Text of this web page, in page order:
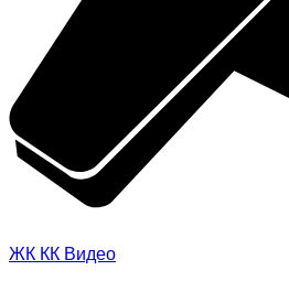
ЖК КК Видео